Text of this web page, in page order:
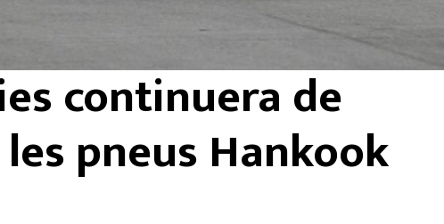
continuera de
pneus Hankook